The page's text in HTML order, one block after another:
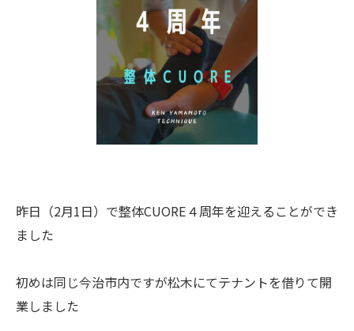
昨日（2月1日）で整体CUORE４周年を迎えることができ
ました
初めは同じ今治市内ですが松木にてテナントを借りて開
業しました